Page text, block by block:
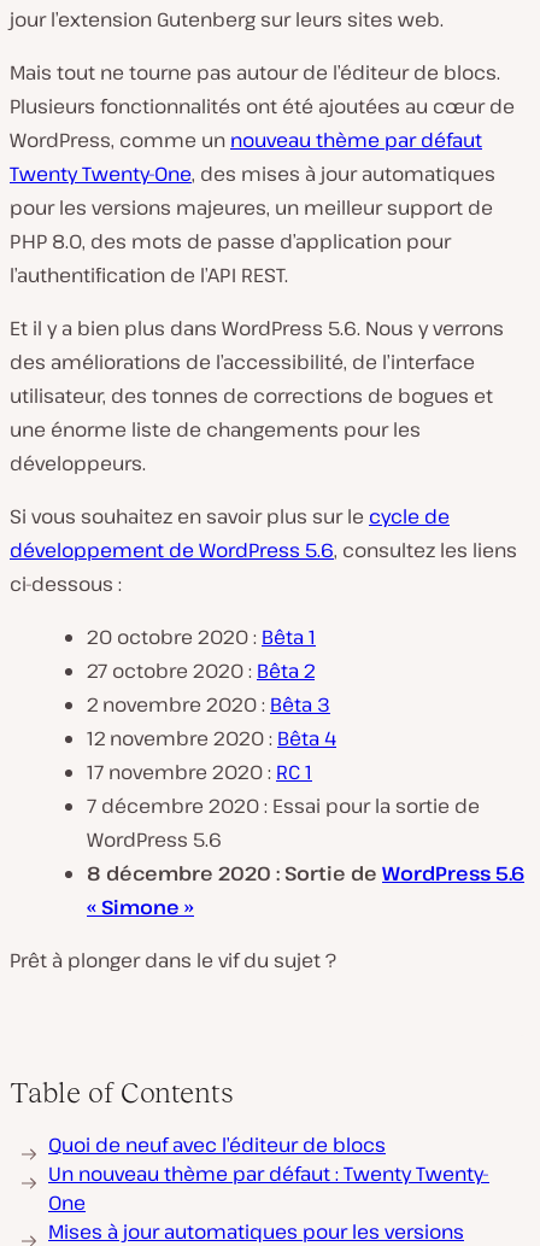
jour l’extension Gutenberg sur leurs sites web.
Mais tout ne tourne pas autour de l’éditeur de blocs.
Plusieurs fonctionnalités ont été ajoutées au cœur de
WordPress, comme un nouveau thème par défaut
Twenty Twenty-One, des mises à jour automatiques
pour les versions majeures, un meilleur support de
PHP 8.0, des mots de passe d’application pour
l’authentification de l’API REST.
Et il y a bien plus dans WordPress 5.6. Nous y verrons
des améliorations de l’accessibilité, de l’interface
utilisateur, des tonnes de corrections de bogues et
une énorme liste de changements pour les
développeurs.
Si vous souhaitez en savoir plus sur le cycle de
développement de WordPress 5.6, consultez les liens
ci-dessous :
20 octobre 2020 : Bêta 1
27 octobre 2020 : Bêta 2
2 novembre 2020 : Bêta 3
12 novembre 2020 : Bêta 4
17 novembre 2020 : RC 1
7 décembre 2020 : Essai pour la sortie de
WordPress 5.6
8 décembre 2020 : Sortie de WordPress 5.6
« Simone »
Prêt à plonger dans le vif du sujet ?
Table of Contents
Quoi de neuf avec l’éditeur de blocs
Un nouveau thème par défaut : Twenty Twenty-
One
Mises à jour automatiques pour les versions